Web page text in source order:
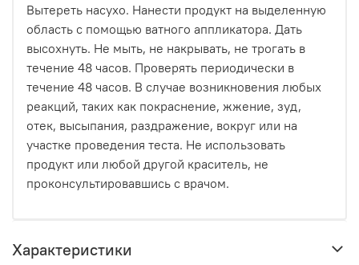
Вытереть насухо. Нанести продукт на выделенную
область с помощью ватного аппликатора. Дать
высохнуть. Не мыть, не накрывать, не трогать в
течение 48 часов. Проверять периодически в
течение 48 часов. В случае возникновения любых
реакций, таких как покраснение, жжение, зуд,
отек, высыпания, раздражение, вокруг или на
участке проведения теста. Не использовать
продукт или любой другой краситель, не
проконсультировавшись с врачом.
Характеристики